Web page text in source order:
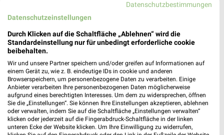
7,9 km
Angebote ab 03.08.
Noch heute gültig
8,5 km
Gültig bis Mo. 31.08.
METRO METRO
Datenschutzbestimmungen
Datenschutzeinstellungen
Durch Klicken auf die Schaltfläche „Ablehnen“ wird die
Standardeinstellung nur für unbedingt erforderliche cookie
beibehalten.
Wir und unsere Partner speichern und/oder greifen auf Informationen auf
einem Gerät zu, wie z. B. eindeutige IDs in cookie und anderen
Browserspeichern, um personenbezogene Daten zu verarbeiten. Einige
Anbieter verarbeiten Ihre personenbezogenen Daten möglicherweise
aufgrund eines berechtigten Interesses. Um dem zu widersprechen, öffnen
Sie die „Einstellungen“. Sie können Ihre Einstellungen akzeptieren, ablehnen
oder verwalten, indem Sie auf die Schaltfläche „Einstellungen verwalten“
klicken oder jederzeit auf die Fingerabdruck-Schaltfläche in der linken
unteren Ecke der Website klicken. Um Ihre Einwilligung zu widerrufen,